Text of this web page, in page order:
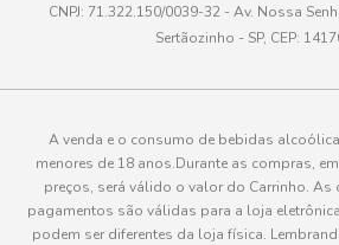
CNPJ: 71.322.150/0039-32 - Av. Nossa
Sertãozinho - SP, CEP:
A venda e o consumo de bebidas
menores de 18 anos.Durante as compras,
preços, será válido o valor do Carrinho. As
pagamentos são válidas para a loja
podem ser diferentes da loja física.